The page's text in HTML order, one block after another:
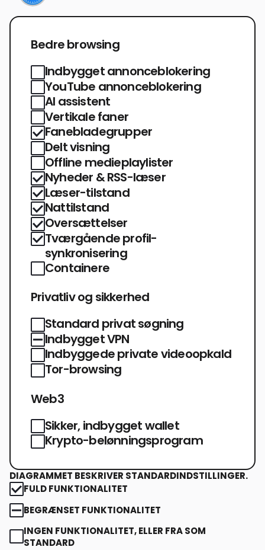
Bedre browsing
Indbygget annonceblokering
YouTube annonceblokering
AI assistent
Vertikale faner
Fanebladegrupper
Delt visning
Offline medieplaylister
Nyheder & RSS-læser
Læser-tilstand
Nattilstand
Oversættelser
Tværgående profil-
synkronisering
Containere
Privatliv og sikkerhed
Standard privat søgning
Indbygget VPN
Indbyggede private videoopkald
Tor-browsing
Web3
Sikker, indbygget wallet
Krypto-belønningsprogram
DIAGRAMMET BESKRIVER STANDARDINDSTILLINGER.
FULD FUNKTIONALITET
BEGRÆNSET FUNKTIONALITET
INGEN FUNKTIONALITET, ELLER FRA SOM
STANDARD